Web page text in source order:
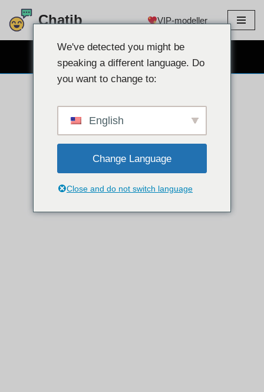
Hopp
Chatib VIP-modeller
We've detected you might be
speaking a different language. Do
you want to change to:
English
Change Language
Close and do not switch language